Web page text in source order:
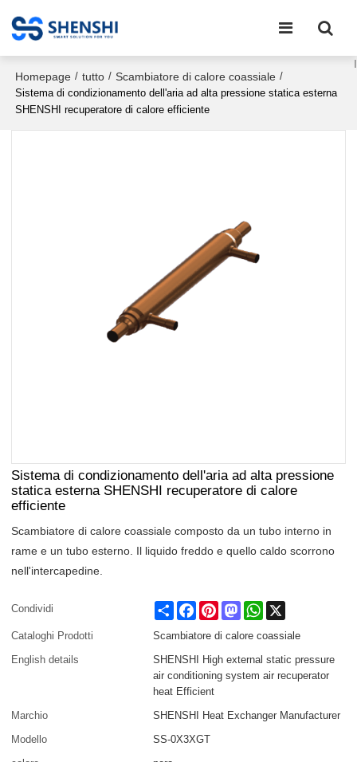
Homepage / tutto / Scambiatore di calore coassiale /
Sistema di condizionamento dell'aria ad alta pressione statica esterna
SHENSHI recuperatore di calore efficiente
Sistema di condizionamento dell'aria ad alta pressione
statica esterna SHENSHI recuperatore di calore
efficiente
Scambiatore di calore coassiale composto da un tubo interno in
rame e un tubo esterno. Il liquido freddo e quello caldo scorrono
nell'intercapedine.
Condividi Share FacebookPinterestMastodonWhatsApp
Cataloghi Prodotti
Scambiatore di calore coassiale
English details
SHENSHI High external static pressure
air conditioning system air recuperator
heat Efficient
Marchio
SHENSHI Heat Exchanger Manufacturer​
Modello
SS-0X3XGT